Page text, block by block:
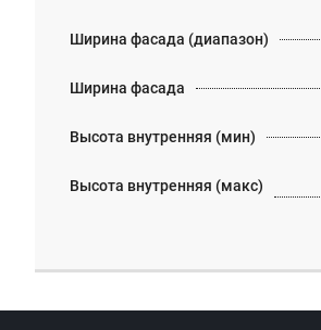
Ширина фасада (диапазон)
Ширина фасада
Высота внутренняя (мин)
Высота внутренняя (макс)